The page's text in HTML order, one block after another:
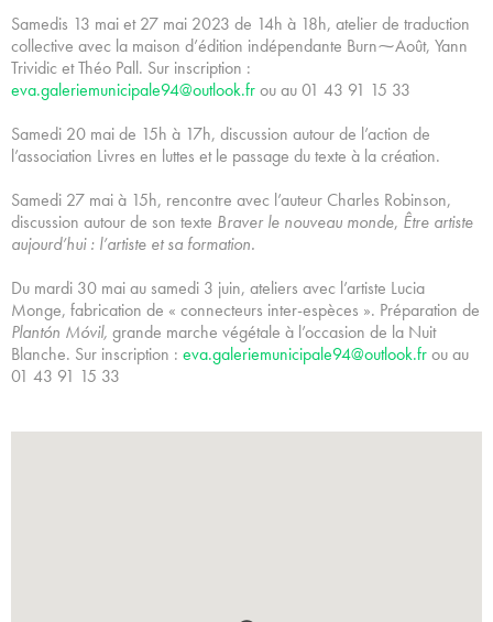
Samedis 13 mai et 27 mai 2023 de 14h à 18h, atelier de traduction
collective avec la maison d’édition indépendante Burn⁓Août, Yann
Trividic et Théo Pall. Sur inscription :
eva.galeriemunicipale94@outlook.frou au 01 43 91 15 33
Samedi 20 mai de 15h à 17h, discussion autour de l’action de
l’association Livres en luttes et le passage du texte à la création.
Samedi 27 mai à 15h, rencontre avec l’auteur Charles Robinson,
discussion autour de son texte Braver le nouveau monde, Être artiste
aujourd’hui : l’artiste et sa formation.
Du mardi 30 mai au samedi 3 juin, ateliers avec l’artiste Lucia
Monge, fabrication de « connecteurs inter-espèces ». Préparation de
Plantón Móvil, grande marche végétale à l’occasion de la Nuit
Blanche. Sur inscription : eva.galeriemunicipale94@outlook.frou au
01 43 91 15 33